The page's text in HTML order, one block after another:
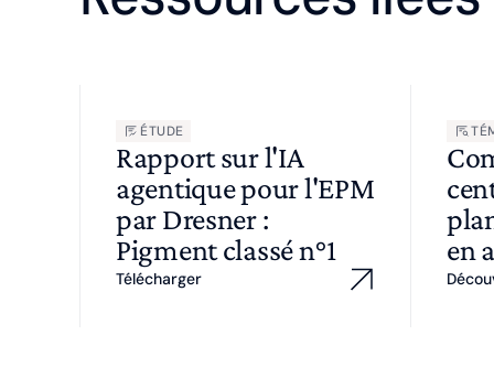
ÉTUDE
Rapport sur l'IA
agentique pour l'EPM
par Dresner :
Pigment classé n°1
Télécharger
en